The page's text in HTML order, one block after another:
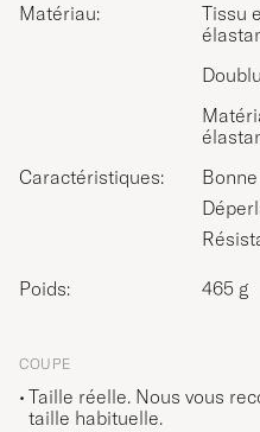
Matériau:
Tissu
Caractéristiques:
Poids: 465 g
COUPE
Taille réelle. Nous vous
taille habituelle.